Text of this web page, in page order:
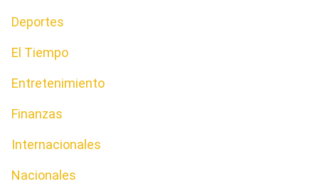
Deportes
El Tiempo
Entretenimiento
Finanzas
Internacionales
Nacionales